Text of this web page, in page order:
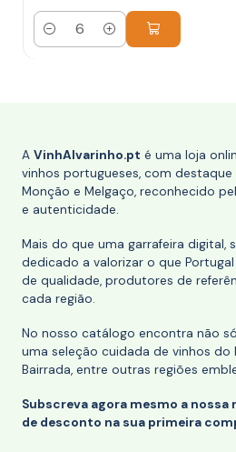
Quantidade
A VinhAlvarinho.pt é uma loja
vinhos portugueses, com destaque
Monção e Melgaço, reconhecido
e autenticidade.
Mais do que uma garrafeira digital,
dedicado a valorizar o que
de qualidade, produtores de
cada região.
No nosso catálogo encontra não
uma seleção cuidada de vinhos do
Bairrada, entre outras regiões
Subscreva agora mesmo a nossa
de desconto na sua primeira